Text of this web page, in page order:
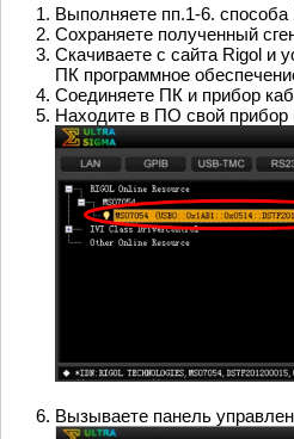
Выполняете пп.1-6. способа
Сохраняете полученный
Скачиваете с сайта Rigol и
ПК программное
Соединяете ПК и прибор
Находите в ПО свой прибор
Вызываете панель